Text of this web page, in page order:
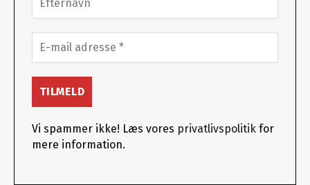
Vi spammer ikke! Læs vores privatlivspolitik for
mere information.